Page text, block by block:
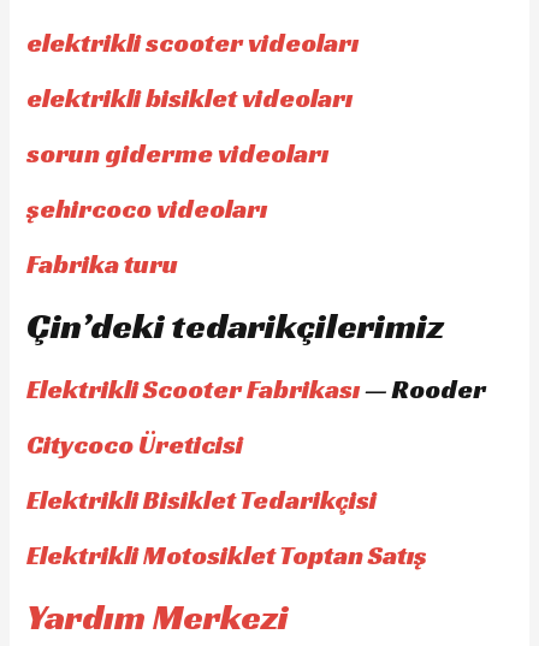
elektrikli scooter videoları
elektrikli bisiklet videoları
sorun giderme videoları
şehircoco videoları
Fabrika turu
Çin’deki tedarikçilerimiz
Elektrikli Scooter Fabrikası— Rooder
Citycoco Üreticisi
Elektrikli Bisiklet Tedarikçisi
Elektrikli Motosiklet Toptan Satış
Yardım Merkezi